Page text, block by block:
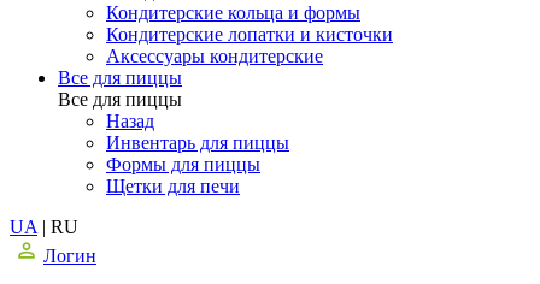
Кондитерские кольца и формы
Кондитерские лопатки и кисточки
Аксессуары кондитерские
Все для пиццы
Все для пиццы
Назад
Инвентарь для пиццы
Формы для пиццы
Щетки для печи
UA | RU
Логин